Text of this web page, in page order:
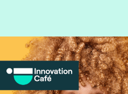
Innovation Café 👉 Watch